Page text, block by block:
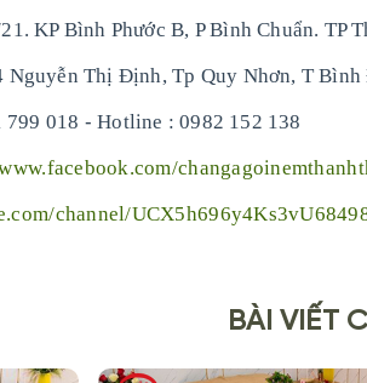
KP Bình Phước B, P Bình Chuẩn. TP
Nguyễn Thị Định, Tp Quy Nhơn, T
018 - Hotline : 0982 152 138
channel/
BÀI VIẾT